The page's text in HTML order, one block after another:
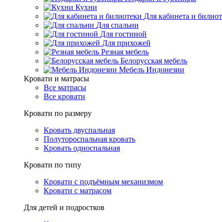
Кухни
Для кабинета и
Для спальни
Для гостиной
Для прихожей
Резная мебель
Белорусская мебель
Мебель Индонезии
Кровати и матрасы
Все матрасы
Все кровати
Кровати по размеру
Кровать двуспальная
Полутороспальная кровать
Кровать односпальная
Кровати по типу
Кровати с подъёмным механизмом
Кровати с матрасом
Для детей и подростков